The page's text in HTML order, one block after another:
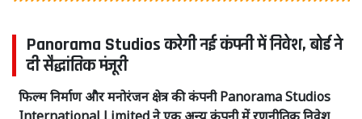
Panorama Studios करेगी नई कंपनी में निवेश, बोर्ड ने
दी सैद्धांतिक मंजूरी
फिल्म निर्माण और मनोरंजन क्षेत्र की कंपनी Panorama Studios